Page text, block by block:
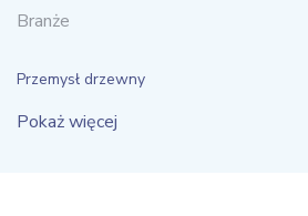
Branże
Przemysł drzewny
Pokaż więcej